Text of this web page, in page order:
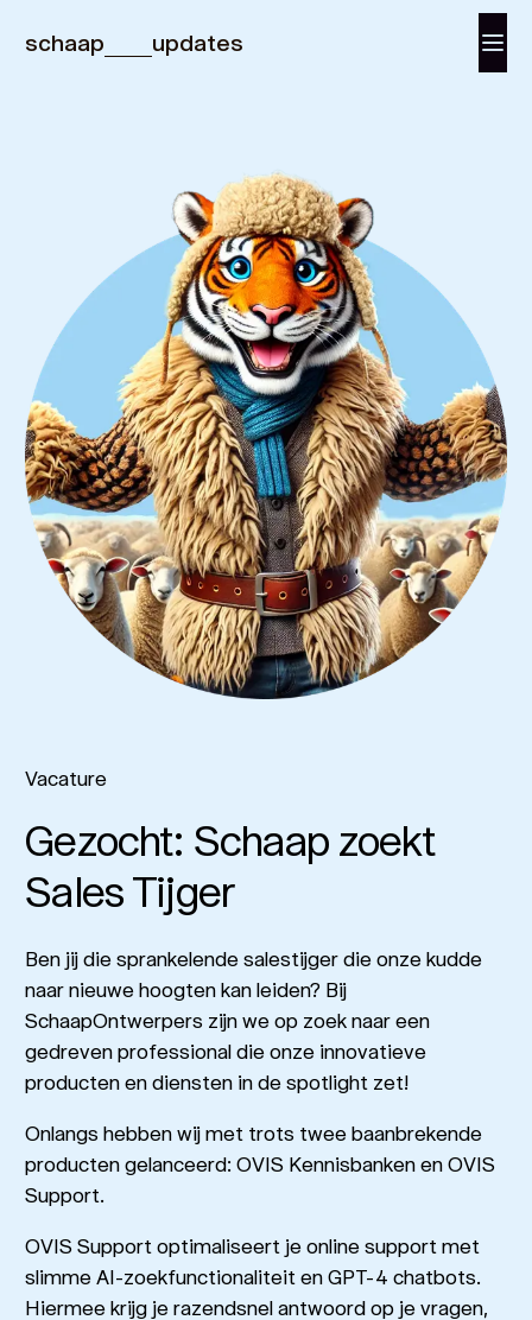
schaap updates
Vacature
Gezocht: Schaap zoekt
Sales Tijger
Ben jij die sprankelende salestijger die onze kudde
naar nieuwe hoogten kan leiden? Bij
SchaapOntwerpers zijn we op zoek naar een
gedreven professional die onze innovatieve
producten en diensten in de spotlight zet!
Onlangs hebben wij met trots twee baanbrekende
producten gelanceerd: OVIS Kennisbanken en OVIS
Support.
OVIS Support optimaliseert je online support met
slimme AI-zoekfunctionaliteit en GPT-4 chatbots.
Hiermee krijg je razendsnel antwoord op je vragen,